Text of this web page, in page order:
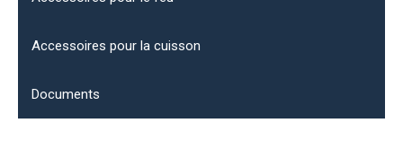
Accessoires pour la cuisson
Documents